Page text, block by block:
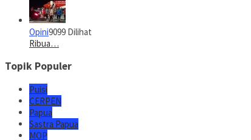
Opini9099 Dilihat
Ribua…
Topik Populer
Puisi
CERPEN
Papua
Sastra Papua
MOP